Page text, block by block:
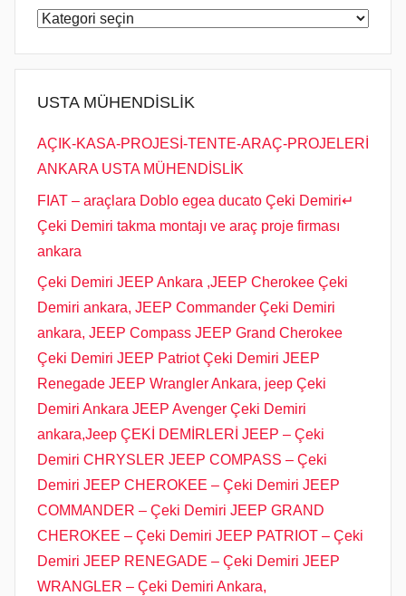
m
ş
USTA
05323118894
USTA MÜHENDİSLİK
AÇIK-KASA-PROJESİ-TENTE-ARAÇ-PROJELERİ
ANKARA USTA MÜHENDİSLİK
FIAT – araçlara Doblo egea ducato Çeki Demiri↵
Çeki Demiri takma montajı ve araç proje firması
ankara
Çeki Demiri JEEP Ankara ,JEEP Cherokee Çeki
Demiri ankara, JEEP Commander Çeki Demiri
ankara, JEEP Compass JEEP Grand Cherokee
Çeki Demiri JEEP Patriot Çeki Demiri JEEP
Renegade JEEP Wrangler Ankara, jeep Çeki
Demiri Ankara JEEP Avenger Çeki Demiri
ankara,Jeep ÇEKİ DEMİRLERİ JEEP – Çeki
Demiri CHRYSLER JEEP COMPASS – Çeki
Demiri JEEP CHEROKEE – Çeki Demiri JEEP
COMMANDER – Çeki Demiri JEEP GRAND
CHEROKEE – Çeki Demiri JEEP PATRIOT – Çeki
Demiri JEEP RENEGADE – Çeki Demiri JEEP
WRANGLER – Çeki Demiri Ankara,